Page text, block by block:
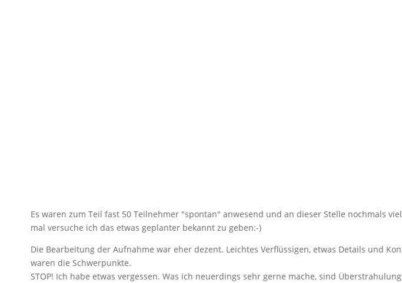
Es waren zum Teil fast 50 Teilnehmer "spontan" anwesend und an dieser Stelle nochmals
mal versuche ich das etwas geplanter bekannt zu geben:-)
Die Bearbeitung der Aufnahme war eher dezent. Leichtes Verflüssigen, etwas Details und
waren die Schwerpunkte.
STOP! Ich habe etwas vergessen. Was ich neuerdings sehr gerne mache, sind